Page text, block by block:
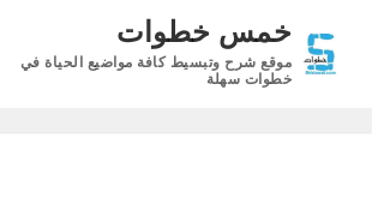
المحتوى
خمس خطوات
موقع شرح وتبسيط كافة مواضيع الحياة في
خطوات سهلة